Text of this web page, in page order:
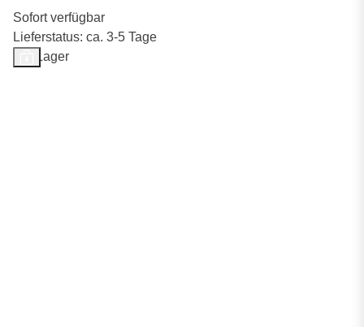
Sofort verfügbar
Lieferstatus: ca. 3-5 Tage
Auf Lager